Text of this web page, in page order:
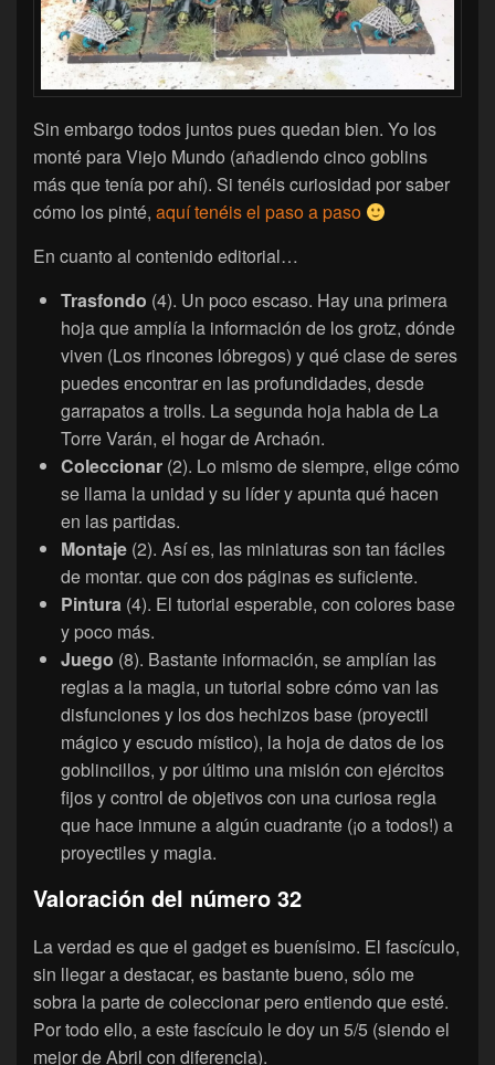
Sin embargo todos juntos pues quedan bien. Yo los
monté para Viejo Mundo (añadiendo cinco goblins
más que tenía por ahí). Si tenéis curiosidad por saber
cómo los pinté, aquí tenéis el paso a paso
En cuanto al contenido editorial…
Trasfondo (4). Un poco escaso. Hay una primera
hoja que amplía la información de los grotz, dónde
viven (Los rincones lóbregos) y qué clase de seres
puedes encontrar en las profundidades, desde
garrapatos a trolls. La segunda hoja habla de La
Torre Varán, el hogar de Archaón.
Coleccionar (2). Lo mismo de siempre, elige cómo
se llama la unidad y su líder y apunta qué hacen
en las partidas.
Montaje (2). Así es, las miniaturas son tan fáciles
de montar. que con dos páginas es suficiente.
Pintura (4). El tutorial esperable, con colores base
y poco más.
Juego (8). Bastante información, se amplían las
reglas a la magia, un tutorial sobre cómo van las
disfunciones y los dos hechizos base (proyectil
mágico y escudo místico), la hoja de datos de los
goblincillos, y por último una misión con ejércitos
fijos y control de objetivos con una curiosa regla
que hace inmune a algún cuadrante (¡o a todos!) a
proyectiles y magia.
Valoración del número 32
La verdad es que el gadget es buenísimo. El fascículo,
sin llegar a destacar, es bastante bueno, sólo me
sobra la parte de coleccionar pero entiendo que esté.
Por todo ello, a este fascículo le doy un 5/5 (siendo el
mejor de Abril con diferencia).